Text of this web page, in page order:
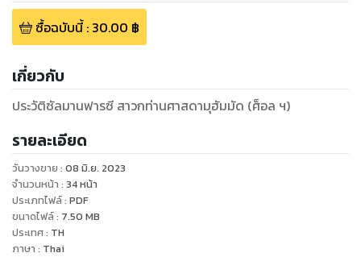
ซื้อฉบับนี้: 30.00 ฿
เกี่ยวกับ
ประวัติซัลมานฟารซี สาวกท่านศาสดามุฮัมมัด (ศ็อล ฯ)
รายละเอียด
วันวางขาย : 08 มิ.ย. 2023
จำนวนหน้า : 34หน้า
ประเภทไฟล์: PDF
ขนาดไฟล์: 7.50 MB
ประเทศ: TH
ภาษา : Thai